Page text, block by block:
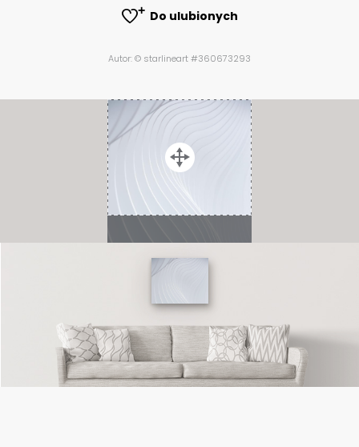
Do ulubionych
Autor: © starlineart #360673293